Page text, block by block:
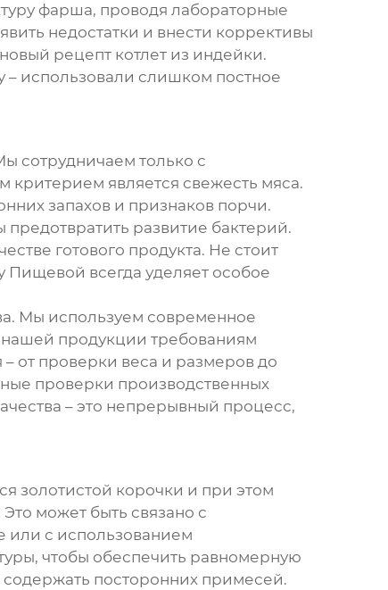
фарша, проводя лабораторные
недостатки и внести коррективы
рецепт котлет из индейки.
использовали слишком постное
сотрудничаем только с
критерием является свежесть мяса.
запахов и признаков порчи.
развитие бактерий.
готового продукта. Не стоит
Пищевой всегда уделяет особое
Мы используем современное
нашей продукции требованиям
от проверки веса и размеров до
проверки производственных
– это непрерывный процесс,
золотистой корочки и при этом
может быть связано с
или с использованием
чтобы обеспечить равномерную
посторонних примесей.